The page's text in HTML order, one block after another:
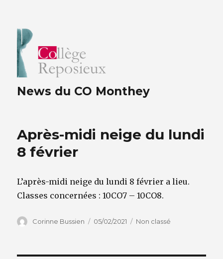
News du CO Monthey
Après-midi neige du lundi
8 février
L’après-midi neige du lundi 8 février a lieu.
Classes concernées : 10CO7 – 10CO8.
Auteur
Corinne Bussien
Publié
05/02/2021 Catégories
Non classé